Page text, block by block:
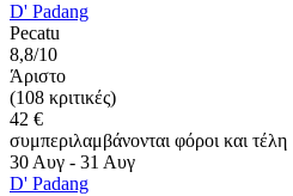
D' Padang
Pecatu
8,8/10
Άριστο
(108 κριτικές)
42 €
συμπεριλαμβάνονται φόροι και τέλη
30 Αυγ - 31 Αυγ
D' Padang